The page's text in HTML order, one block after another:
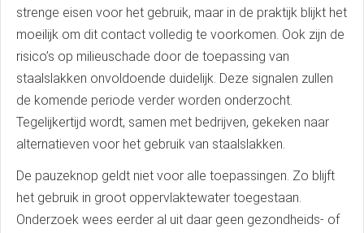
strenge eisen voor het gebruik, maar in de praktijk blijkt het
moeilijk om dit contact volledig te voorkomen. Ook zijn de
risico’s op milieuschade door de toepassing van
staalslakken onvoldoende duidelijk. Deze signalen zullen
de komende periode verder worden onderzocht.
Tegelijkertijd wordt, samen met bedrijven, gekeken naar
alternatieven voor het gebruik van staalslakken.
De pauzeknop geldt niet voor alle toepassingen. Zo blijft
het gebruik in groot oppervlaktewater toegestaan.
Onderzoek wees eerder al uit daar geen gezondheids- of